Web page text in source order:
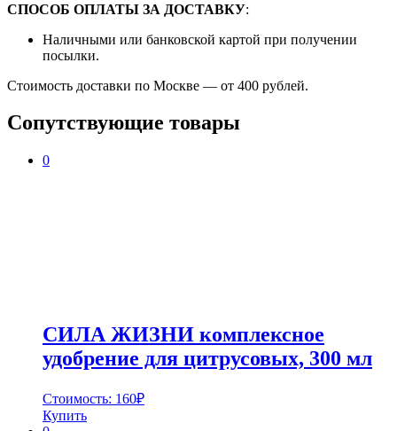
СПОСОБ ОПЛАТЫ ЗА ДОСТАВКУ:
Наличными или банковской картой при получении
посылки.
Стоимость доставки по Москве — от 400 рублей.
Сопутствующие товары
0
СИЛА ЖИЗНИ комплексное
удобрение для цитрусовых, 300 мл
Стоимость: 160₽
Купить